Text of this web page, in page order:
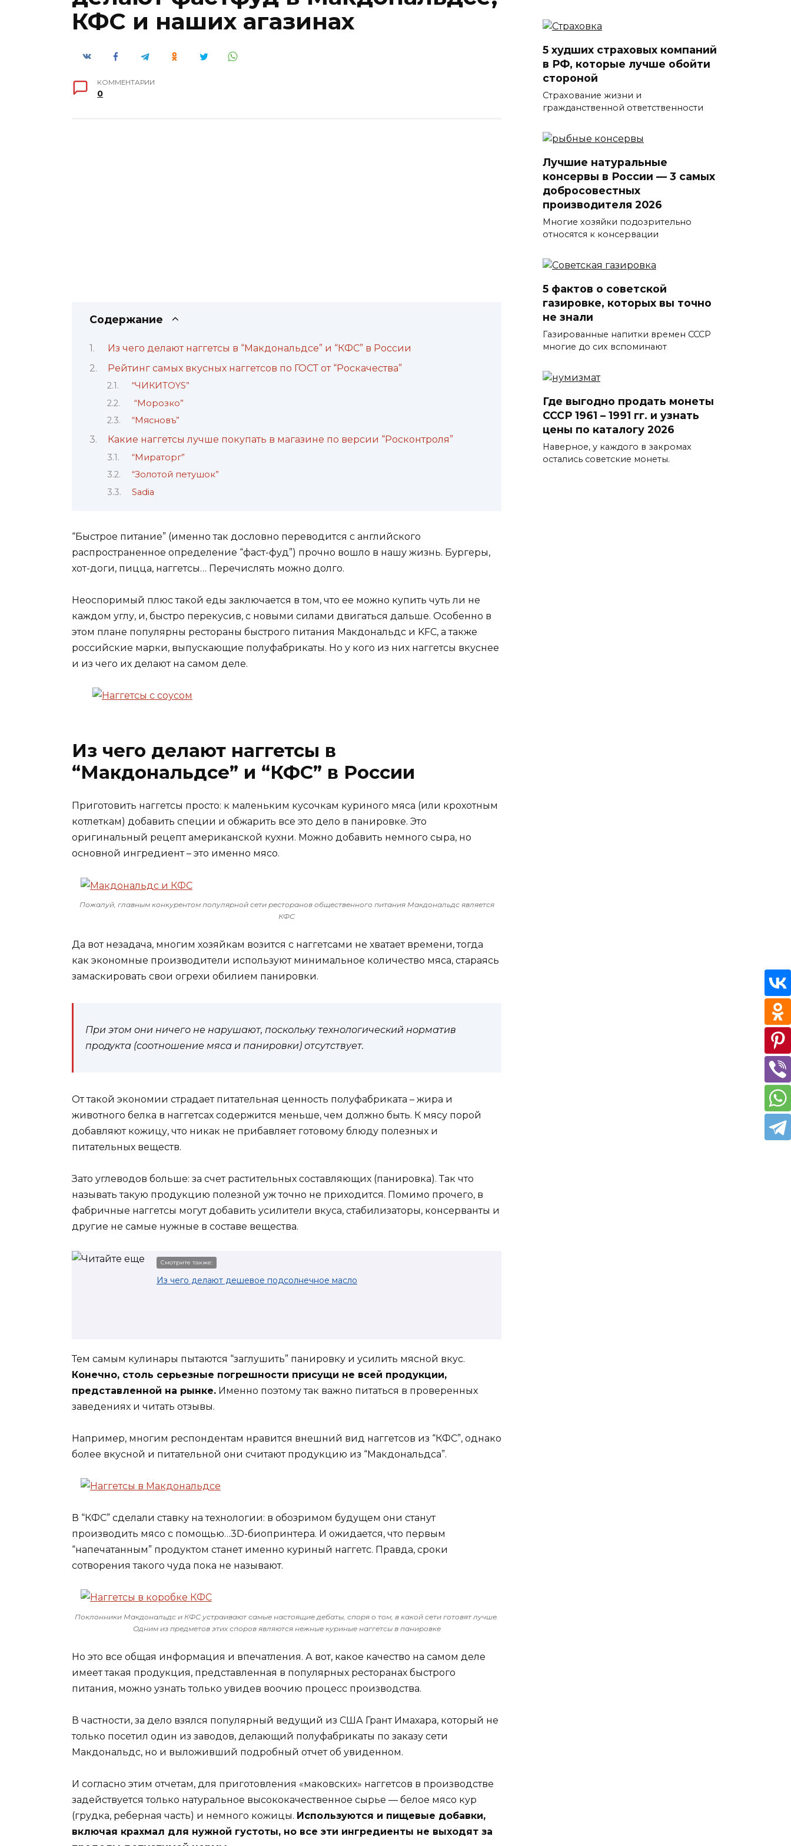
КФС и наших агазинах
КОММЕНТАРИИ
0
Содержание
Из чего делают наггетсы в “Макдональдсе” и “КФС” в России
Рейтинг самых вкусных наггетсов по ГОСТ от “Роскачества”
“ЧИКИTOYS”
“Морозко”
“Мясновъ”
Какие наггетсы лучше покупать в магазине по версии “Росконтроля”
“Мираторг”
“Золотой петушок”
Sadia
“Быстрое питание” (именно так дословно переводится с английского
распространенное определение “фаст-фуд”) прочно вошло в нашу жизнь. Бургеры,
хот-доги, пицца, наггетсы… Перечислять можно долго.
Неоспоримый плюс такой еды заключается в том, что ее можно купить чуть ли не
каждом углу, и, быстро перекусив, с новыми силами двигаться дальше. Особенно в
этом плане популярны рестораны быстрого питания Макдональдс и KFC, а также
российские марки, выпускающие полуфабрикаты. Но у кого из них наггетсы вкуснее
и из чего их делают на самом деле.
Из чего делают наггетсы в
“Макдональдсе” и “КФС” в России
Приготовить наггетсы просто: к маленьким кусочкам куриного мяса (или крохотным
котлеткам) добавить специи и обжарить все это дело в панировке. Это
оригинальный рецепт американской кухни. Можно добавить немного сыра, но
основной ингредиент – это именно мясо.
Пожалуй, главным конкурентом популярной сети ресторанов общественного питания Макдональдс является
КФС
Да вот незадача, многим хозяйкам возится с наггетсами не хватает времени, тогда
как экономные производители используют минимальное количество мяса, стараясь
замаскировать свои огрехи обилием панировки.
При этом они ничего не нарушают, поскольку технологический норматив
продукта (соотношение мяса и панировки) отсутствует.
От такой экономии страдает питательная ценность полуфабриката – жира и
животного белка в наггетсах содержится меньше, чем должно быть. К мясу порой
добавляют кожицу, что никак не прибавляет готовому блюду полезных и
питательных веществ.
Зато углеводов больше: за счет растительных составляющих (панировка). Так что
называть такую продукцию полезной уж точно не приходится. Помимо прочего, в
фабричные наггетсы могут добавить усилители вкуса, стабилизаторы, консерванты и
другие не самые нужные в составе вещества.
Смотрите также:
Из чего делают дешевое подсолнечное масло
Тем самым кулинары пытаются “заглушить” панировку и усилить мясной вкус.
Конечно, столь серьезные погрешности присущи не всей продукции,
представленной на рынке. Именно поэтому так важно питаться в проверенных
заведениях и читать отзывы.
Например, многим респондентам нравится внешний вид наггетсов из “КФС”, однако
более вкусной и питательной они считают продукцию из “Макдональдса”.
В “КФС” сделали ставку на технологии: в обозримом будущем они станут
производить мясо с помощью…3D-биопринтера. И ожидается, что первым
“напечатанным” продуктом станет именно куриный наггетс. Правда, сроки
сотворения такого чуда пока не называют.
Поклонники Макдональдс и КФС устраивают самые настоящие дебаты, споря о том, в какой сети готовят лучше.
Одним из предметов этих споров являются нежные куриные наггетсы в панировке
Но это все общая информация и впечатления. А вот, какое качество на самом деле
имеет такая продукция, представленная в популярных ресторанах быстрого
питания, можно узнать только увидев воочию процесс производства.
В частности, за дело взялся популярный ведущий из США Грант Имахара, который не
только посетил один из заводов, делающий полуфабрикаты по заказу сети
Макдональдс, но и выложивший подробный отчет об увиденном.
И согласно этим отчетам, для приготовления «маковских» наггетсов в производстве
задействуется только натуральное высококачественное сырье — белое мясо кур
(грудка, реберная часть) и немного кожицы. Используются и пищевые добавки,
включая крахмал для нужной густоты, но все эти ингредиенты не выходят за
5 худших страховых компаний
в РФ, которые лучше обойти
стороной
Страхование жизни и
гражданственной ответственности
Лучшие натуральные
консервы в России — 3 самых
добросовестных
производителя 2026
Многие хозяйки подозрительно
относятся к консервации
5 фактов о советской
газировке, которых вы точно
не знали
Газированные напитки времен СССР
многие до сих вспоминают
Где выгодно продать монеты
СССР 1961 – 1991 гг. и узнать
цены по каталогу 2026
Наверное, у каждого в закромах
остались советские монеты.